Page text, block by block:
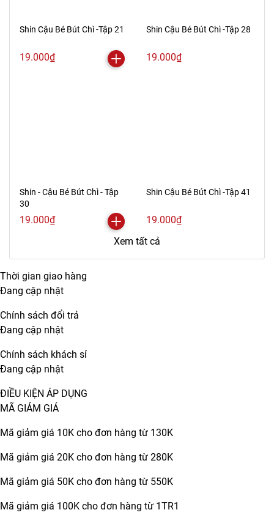
Shin Cậu Bé Bút Chì -Tập 21
19.000₫
Shin Cậu Bé Bút Chì -Tập 28
19.000₫
Shin - Cậu Bé Bút Chì - Tập
30
19.000₫
Shin Cậu Bé Bút Chì -Tập 41
19.000₫
Xem tất cả
Thời gian giao hàng
Đang cập nhật
Chính sách đổi trả
Đang cập nhật
Chính sách khách sỉ
Đang cập nhật
ĐIỀU KIỆN ÁP DỤNG
MÃ GIẢM GIÁ
Mã giảm giá 10K cho đơn hàng từ 130K
Mã giảm giá 20K cho đơn hàng từ 280K
Mã giảm giá 50K cho đơn hàng từ 550K
Mã giảm giá 100K cho đơn hàng từ 1TR1